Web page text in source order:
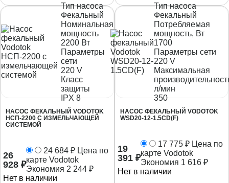
Тип насоса
Фекальный
Номинальная
мощность
2200 Вт
Параметры
сети
220 V
Класс
защиты
IPX 8
НАСОС ФЕКАЛЬНЫЙ VODOTOK
НСП-2200 С ИЗМЕЛЬЧАЮЩЕЙ
СИСТЕМОЙ
26
928 ₽
24 684 ₽ Цена по
карте Vodotok
Экономия 2 244 ₽
Нет в наличии
Тип насоса
Фекальный
Потребляемая
мощность, Вт
1700
Параметры сети
220 V
Максимальная
л/мин
350
НАСОС ФЕКАЛЬНЫЙ VODOTOK
WSD20-12-1.5CD(F)
19
391 ₽
17 775 ₽ Цена по
карте Vodotok
Экономия 1 616 ₽
Нет в наличии